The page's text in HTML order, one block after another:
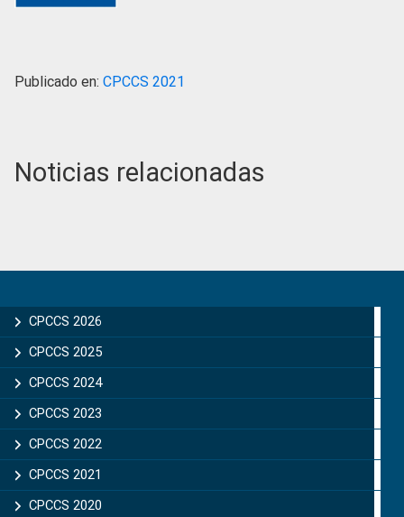
Publicado en: CPCCS 2021
Noticias relacionadas
Sidebar
CPCCS 2026
CPCCS 2025
CPCCS 2024
CPCCS 2023
CPCCS 2022
CPCCS 2021
CPCCS 2020